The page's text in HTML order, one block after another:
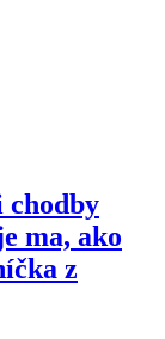
chodby
ma, ako
z